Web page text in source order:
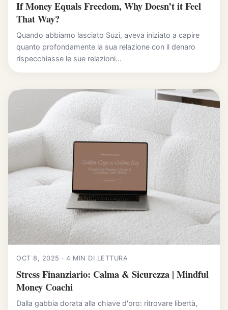
If Money Equals Freedom, Why Doesn’t it Feel
That Way?
Quando abbiamo lasciato Suzi, aveva iniziato a capire
quanto profondamente la sua relazione con il denaro
rispecchiasse le sue relazioni...
OCT 8, 2025 · 4 MIN DI LETTURA
Stress Finanziario: Calma & Sicurezza | Mindful
Money Coachi
Dalla gabbia dorata alla chiave d'oro: ritrovare libertà,